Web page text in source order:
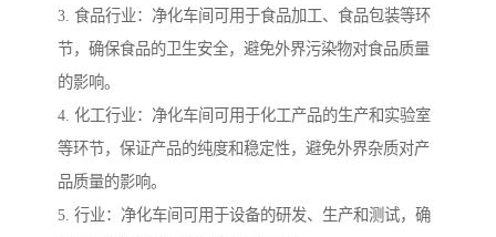
3. 食品行业：净化车间可用于食品加工、食品包装等环
节，确保食品的卫生安全，避免外界污染物对食品质量
的影响。
4. 化工行业：净化车间可用于化工产品的生产和实验室
等环节，保证产品的纯度和稳定性，避免外界杂质对产
品质量的影响。
5. 行业：净化车间可用于设备的研发、生产和测试，确